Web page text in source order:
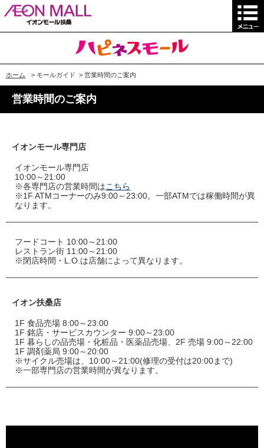
ホーム > モールガイド > 営業時間のご案内
営業時間のご案内
イオンモール専門店
イオンモール専門店
10:00～21:00
※各専門店の営業時間はこちら
※1F ATMコーナーのみ9:00～23:00。一部ATMでは稼働時間が異
なります。
フードコート 10:00～21:00
レストラン街 11:00～21:00
※閉店時間・L.O.は店舗によって異なります。
イオン扶桑店
1F 食品売場 8:00～23:00
1F 銘店・サービスカウンター 9:00～23:00
1F 暮らしの品売場・化粧品・医薬品売場、2F 売場 9:00～22:00
1F 調剤薬局 9:00～20:00
※サイクル売場は、10:00～21:00(修理の受付は20:00まで)
※一部専門店の営業時間が異なります。